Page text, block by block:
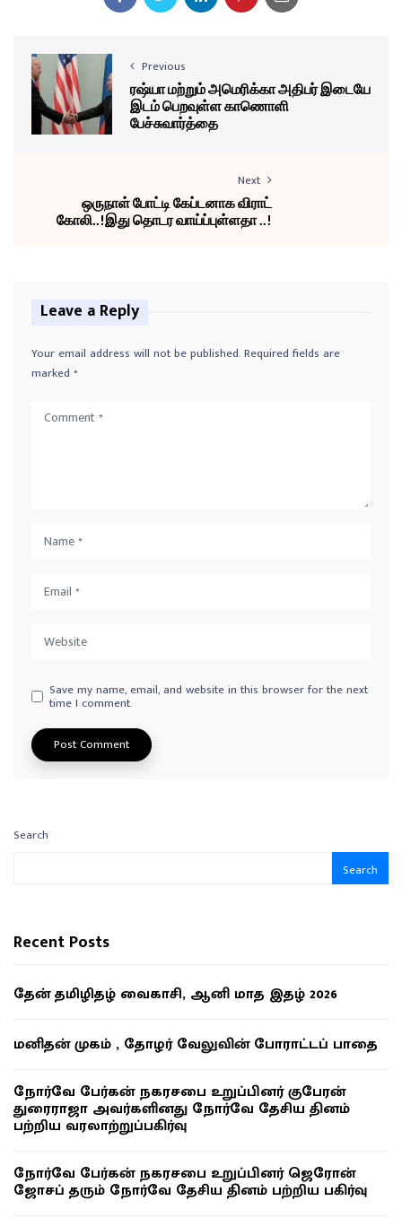
Previous
ரஷ்யா மற்றும் அமெரிக்கா அதிபர் இடையே
இடம் பெறவுள்ள காணொளி
பேச்சுவார்த்தை
Next
ஒருநாள் போட்டி கேப்டனாக விராட்
கோலி..!இது தொடர வாய்ப்புள்ளதா ..!
Leave a Reply
Your email address will not be published.Required fields are
marked *
Save my name, email, and website in this browser for the next
time I comment.
Search
Search
Recent Posts
தேன் தமிழிதழ் வைகாசி, ஆனி மாத இதழ் 2026
மனிதன் முகம் , தோழர் வேலுவின் போராட்டப் பாதை
நோர்வே பேர்கன் நகரசபை உறுப்பினர் குபேரன்
துரைராஜா அவர்களினது நோர்வே தேசிய தினம்
பற்றிய வரலாற்றுப்பகிர்வு
நோர்வே பேர்கன் நகரசபை உறுப்பினர் ஜெரோன்
ஜோசப் தரும் நோர்வே தேசிய தினம் பற்றிய பகிர்வு